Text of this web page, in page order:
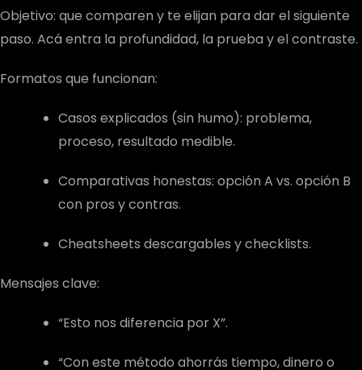
Objetivo: que comparen y te elijan para dar el siguiente
paso. Acá entra la profundidad, la prueba y el contraste.
Formatos que funcionan:
Casos explicados (sin humo): problema,
proceso, resultado medible.
Comparativas honestas: opción A vs. opción B
con pros y contras.
Cheatsheets descargables y checklists.
Mensajes clave:
“Esto nos diferencia por X”.
“Con este método ahorrás tiempo, dinero o